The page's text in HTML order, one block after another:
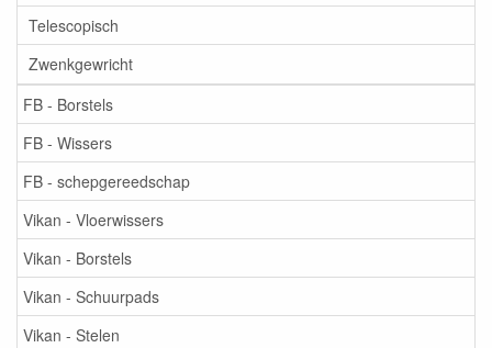
Telescopisch
Zwenkgewricht
FB - Borstels
FB - Wissers
FB - schepgereedschap
Vikan - Vloerwissers
Vikan - Borstels
Vikan - Schuurpads
Vikan - Stelen